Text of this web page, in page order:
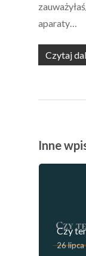
aparaty…
Czytaj
Inne
Czy
26